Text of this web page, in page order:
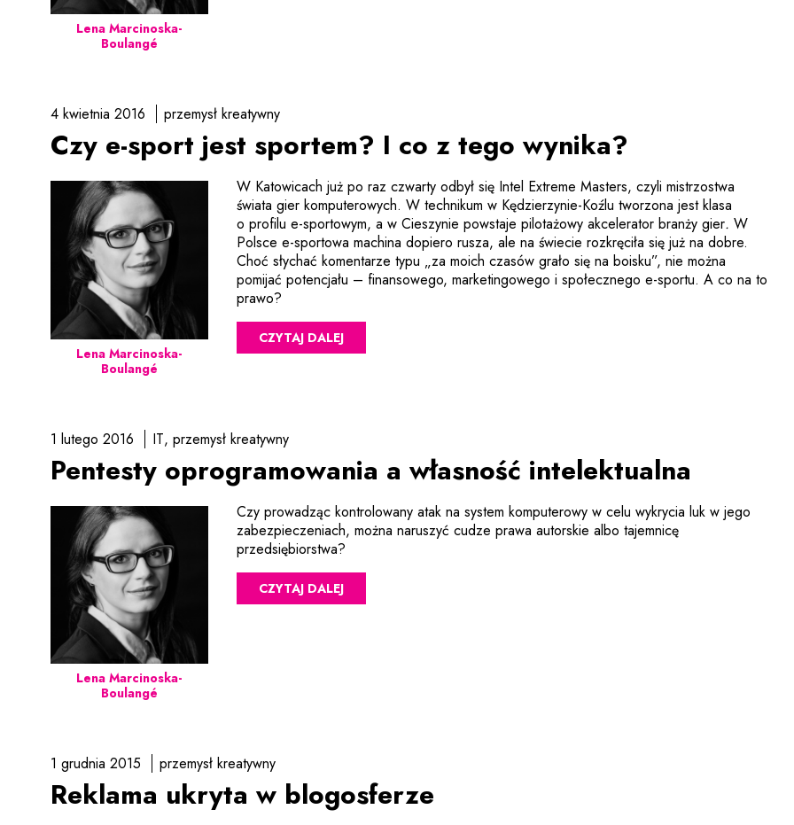
Lena Marcinoska-
Boulangé
4 kwietnia 2016 przemysł kreatywny
Czy e-sport jest sportem? I co z tego wynika?
W Katowicach już po raz czwarty odbył się Intel Extreme Masters, czyli mistrzostwa
świata gier komputerowych. W technikum w Kędzierzynie-Koźlu tworzona jest klasa
o profilu e-sportowym, a w Cieszynie powstaje pilotażowy akcelerator branży gier.W
Polsce e-sportowa machina dopiero rusza, ale na świecie rozkręciła się już na dobre.
Choć słychać komentarze typu „za moich czasów grało się na boisku”, nie można
pomijać potencjału – finansowego, marketingowego i społecznego e-sportu. A co na to
prawo?
CZYTAJ DALEJ
Lena Marcinoska-
Boulangé
1 lutego 2016 IT przemysł kreatywny
Pentesty oprogramowania a własność intelektualna
Czy prowadząc kontrolowany atak na system komputerowy w celu wykrycia luk w jego
zabezpieczeniach, można naruszyć cudze prawa autorskie albo tajemnicę
przedsiębiorstwa?
CZYTAJ DALEJ
Lena Marcinoska-
Boulangé
1 grudnia 2015 przemysł kreatywny
Reklama ukryta w blogosferze